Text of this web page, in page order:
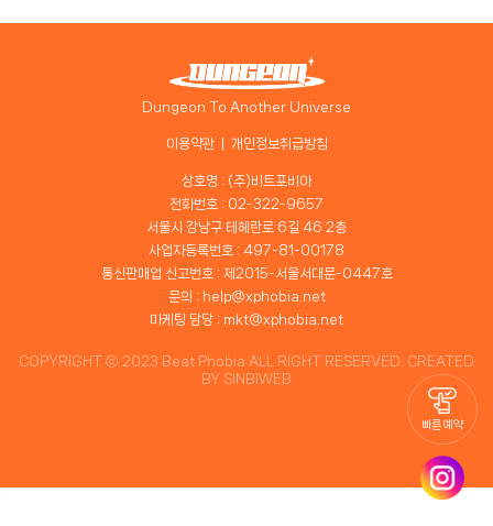
빠른 예약
Dungeon To Another Universe
이용약관 개인정보취급방침
상호명 : (주)비트포비아
전화번호 : 02-322-9657
서울시 강남구 테헤란로 6길 46 2층
사업자등록번호 : 497-81-00178
통신판매업 신고번호 : 제2015-서울서대문-0447호
문의 : help@xphobia.net
마케팅 담당 : mkt@xphobia.net
COPYRIGHT ⓒ 2023 Beat Phobia ALL RIGHT RESERVED. CREATED
BY SINBIWEB